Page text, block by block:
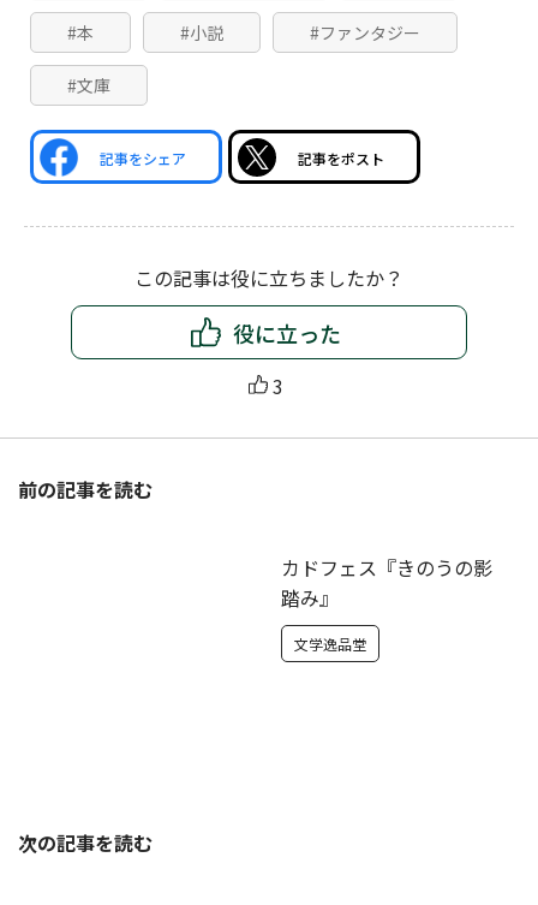
#本 #小説 #ファンタジー
#文庫
記事をシェア 記事をポスト
この記事は役に立ちましたか？
役に立った
3
前の記事を読む
カドフェス『きのうの影
踏み』
文学逸品堂
次の記事を読む